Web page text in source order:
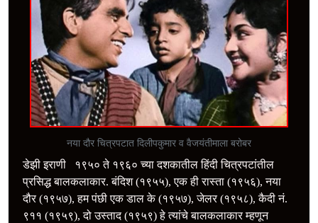
नया दौर चित्रपटात दिलीपकुमार व वैजयंतीमाला बरोबर
डेझी इराणी १९५० ते १९६० च्या दशकातील हिंदी चित्रपटांतील
प्रसिद्ध बालकलाकार. बंदिश (१९५५), एक ही रास्ता (१९५६), नया
दौर (१९५७), हम पंछी एक डाल के (१९५७), जेलर (१९५८), कैदी नं.
९११ (१९५९), दो उस्ताद (१९५९) हे त्यांचे बालकलाकार म्हणून